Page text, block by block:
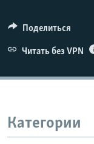
Поделиться
Читать без VPN
Категории